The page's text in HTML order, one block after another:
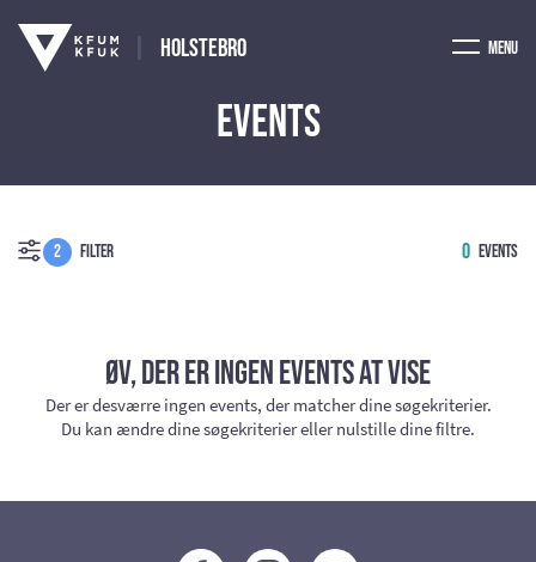
Holstebro Menu
Events
2 Filter 0 Events
Øv, der er ingen events at vise
Der er desværre ingen events, der matcher dine søgekriterier.
Du kan ændre dine søgekriterier eller nulstille dine filtre.